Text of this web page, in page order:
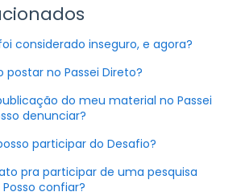
considerado inseguro, e agora?
postar no Passei Direto?
do meu material no Passei
denunciar?
participar do Desafio?
pra participar de uma pesquisa
confiar?